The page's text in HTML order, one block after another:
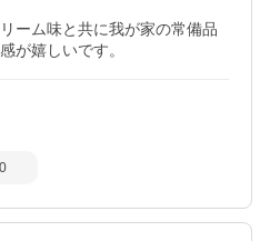
ーム味と共に我が家の常備品
が嬉しいです。
0